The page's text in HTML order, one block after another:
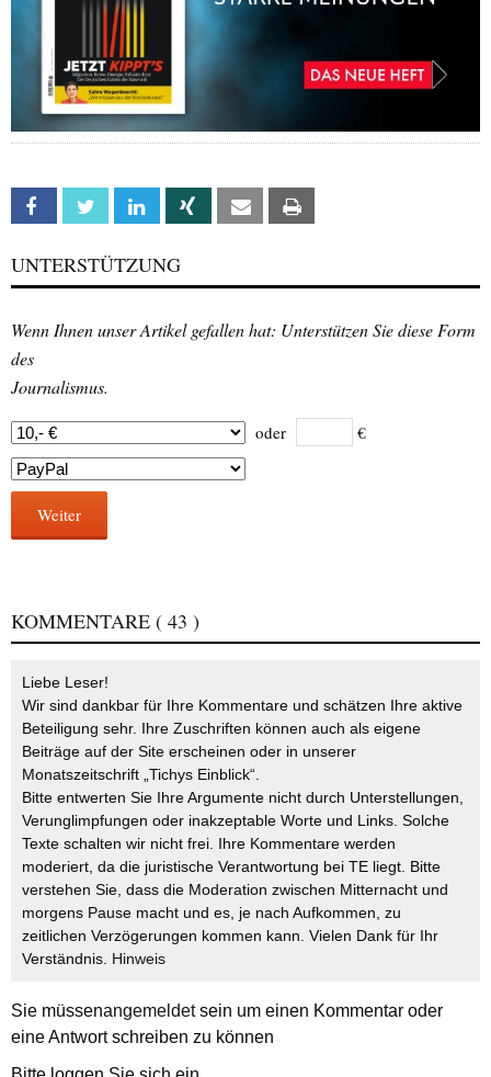
Facebook Twitter Linkedin Xing Email
UNTERSTÜTZUNG
Wenn Ihnen unser Artikel gefallen hat: Unterstützen Sie diese Form
des
Journalismus.
oder €
Weiter
KOMMENTARE ( 43 )
Liebe Leser!
Wir sind dankbar für Ihre Kommentare und schätzen Ihre aktive
Beteiligung sehr. Ihre Zuschriften können auch als eigene
Beiträge auf der Site erscheinen oder in unserer
Monatszeitschrift „Tichys Einblick“.
Bitte entwerten Sie Ihre Argumente nicht durch Unterstellungen,
Verunglimpfungen oder inakzeptable Worte und Links. Solche
Texte schalten wir nicht frei. Ihre Kommentare werden
moderiert, da die juristische Verantwortung bei TE liegt. Bitte
verstehen Sie, dass die Moderation zwischen Mitternacht und
morgens Pause macht und es, je nach Aufkommen, zu
zeitlichen Verzögerungen kommen kann. Vielen Dank für Ihr
Verständnis. Hinweis
Sie müssenangemeldetsein um einen Kommentar oder
eine Antwort schreiben zu können